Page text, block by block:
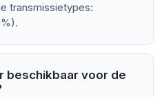
transmissietypes:
beschikbaar voor de